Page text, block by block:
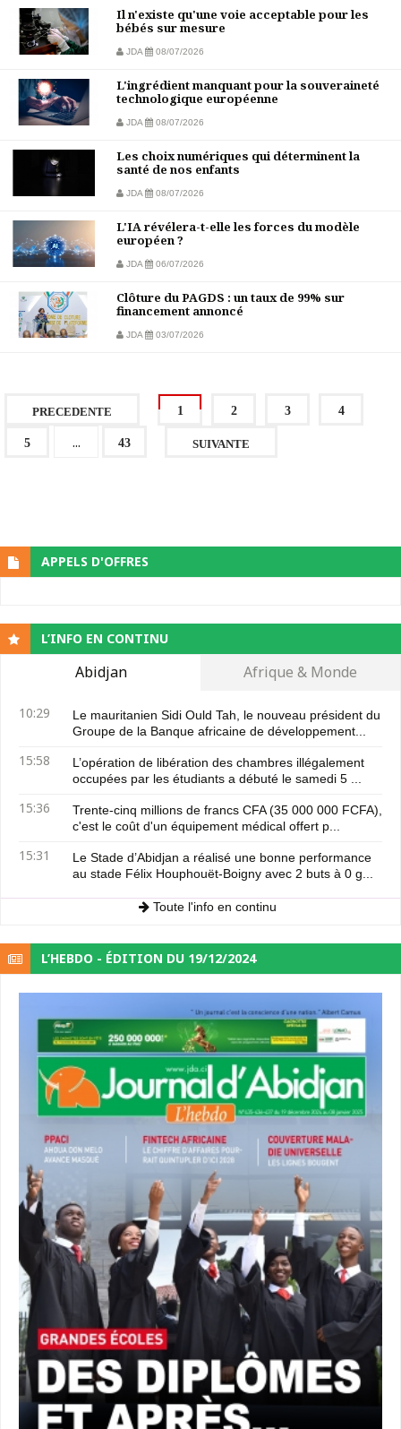
Il n'existe qu'une voie acceptable pour les
bébés sur mesure
JDA 08/07/2026
L'ingrédient manquant pour la souveraineté
technologique européenne
JDA 08/07/2026
Les choix numériques qui déterminent la
santé de nos enfants
JDA 08/07/2026
L'IA révélera-t-elle les forces du modèle
européen ?
JDA 06/07/2026
Clôture du PAGDS : un taux de 99% sur
financement annoncé
JDA 03/07/2026
PRECEDENTE 1 2 3 4
5 ... 43 SUIVANTE
APPELS D'OFFRES
L’INFO EN CONTINU
Abidjan Afrique & Monde
10:29
Le mauritanien Sidi Ould Tah, le nouveau président du
Groupe de la Banque africaine de développement...
15:58
L’opération de libération des chambres illégalement
occupées par les étudiants a débuté le samedi 5 ...
15:36
Trente-cinq millions de francs CFA (35 000 000 FCFA),
c'est le coût d'un équipement médical offert p...
15:31
Le Stade d’Abidjan a réalisé une bonne performance
au stade Félix Houphouët-Boigny avec 2 buts à 0 g...
Toute l'info en continu
L’HEBDO - ÉDITION DU 19/12/2024